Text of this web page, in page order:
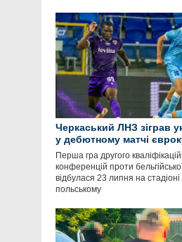
Черкаський ЛНЗ зіграв
у дебютному матчі
Перша гра другого
конференцій проти
відбулася 23 липня на
польському